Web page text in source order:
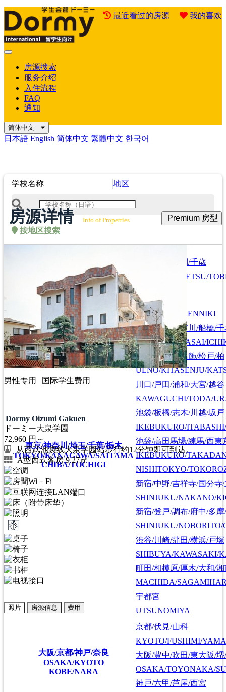
最近看过的房源 我的喜欢
Mobile
房源搜索
服务介绍
入住流程
FAQ
通知
简体中文
日本語 English 简体中文 繁體中文 한국어
学校名称 地区
按地区搜索
HOKKAIDO/SAPPORO
札幌/江別/当別/千歳
SAPPORO/EBETSU/
東京/神奈川/埼玉/千葉/栃木
TOKYO/KANAGAWA/SAITAMA
CHIBA/TOCHIGI
首都圏全域
SHUTOKEN ZENNIKI
江戸川/葛西/市川/船橋/千
EDOGAWA/KASAI/
上野/北千住/葛飾/松戸/柏
UENO/KITASENJU/
川口/戸田/浦和/大宮/越谷
KAWAGUCHI/TODA/
池袋/板橋/志木/川越/坂戸
IKEBUKURO/
池袋/高田馬場/練馬/西東
IKEBUKURO/
NISHITOKYO/
新宿/中野/吉祥寺/国分寺
SHINJUKU/NAKANO/
新宿/登戸/調布/府中/多
SHINJUKU/
渋谷/川崎/蒲田/横浜/戸塚
SHIBUYA/KAWASAKI/
町田/相模原/厚木/大和/湘
MACHIDA/
宇都宮
UTSUNOMIYA
大阪/京都/神戸/奈良
OSAKA/KYOTO
KOBE/NARA
京都/伏見/山科
KYOTO/FUSHIMI/
大阪/豊中/吹田/東大阪/
OSAKA/TOYONAKA/
神戸/六甲/芦屋/西宮
房源详情 Info of Properties Premium 房型
男性专用 国际学生费用
Dormy Oizumi Gakuen
ドーミー大泉学園
72,960 円～
从西武池袋线大泉学园站步行约12分钟即可到达。
A型西式客房 9.27㎡
照片 房源信息 费用